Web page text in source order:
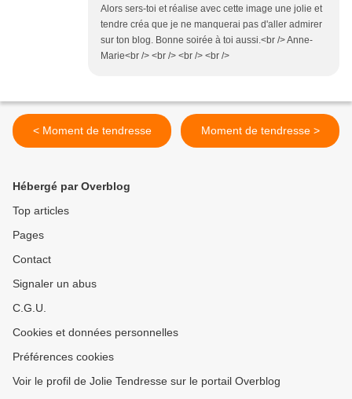
Alors sers-toi et réalise avec cette image une jolie et
tendre créa que je ne manquerai pas d'aller admirer
sur ton blog. Bonne soirée à toi aussi.<br /> Anne-
Marie<br /> <br /> <br /> <br />
< Moment de tendresse Moment de tendresse >
Hébergé par Overblog
Top articles
Pages
Contact
Signaler un abus
C.G.U.
Cookies et données personnelles
Préférences cookies
Voir le profil de Jolie Tendresse sur le portail Overblog